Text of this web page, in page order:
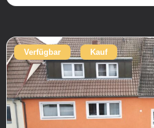
Verfügbar Kauf